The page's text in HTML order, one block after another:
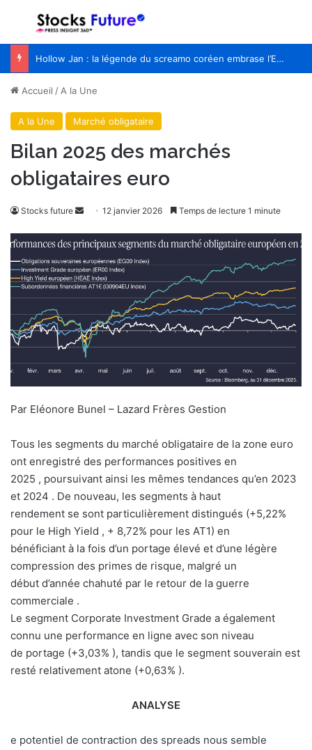
Menu
Hollow Jan : la légende du screamo coréen embrase l’Europe pour la première fois
Accueil /A la Une
A la Une Marché obligataire
Bilan 2025 des marchés
obligataires euro
Stocks future
Envoyer
courriel
12 janvier 2026 Temps de lecture 1 minute
Par Eléonore Bunel – Lazard Frères Gestion
Tous les segments du marché obligataire de la zone euro
ont enregistré des performances positives en
2025 , poursuivant ainsi les mêmes tendances qu’en 2023
et 2024 . De nouveau, les segments à haut
rendement se sont particulièrement distingués (+5,22%
pour le High Yield , + 8,72% pour les AT1) en
bénéficiant à la fois d’un portage élevé et d’une légère
compression des primes de risque, malgré un
début d’année chahuté par le retour de la guerre
commerciale .
Le segment Corporate Investment Grade a également
connu une performance en ligne avec son niveau
de portage (+3,03% ), tandis que le segment souverain est
resté relativement atone (+0,63% ).
ANALYSE
e potentiel de contraction des spreads nous semble